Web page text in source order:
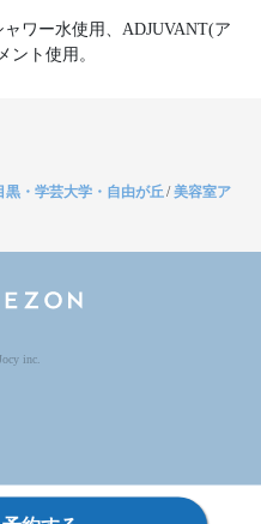
ワー水使用、ADJUVANT(ア
ント使用。
黒・学芸大学・自由が丘/美容室ア
inc.